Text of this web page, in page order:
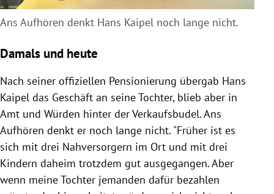
Ans Aufhören denkt Hans Kaipel noch lange nicht.
Damals und heute
Nach seiner offiziellen Pensionierung übergab Hans
Kaipel das Geschäft an seine Tochter, blieb aber in
Amt und Würden hinter der Verkaufsbudel. Ans
Aufhören denkt er noch lange nicht. "Früher ist es
sich mit drei Nahversorgern im Ort und mit drei
Kindern daheim trotzdem gut ausgegangen. Aber
wenn meine Tochter jemanden dafür bezahlen